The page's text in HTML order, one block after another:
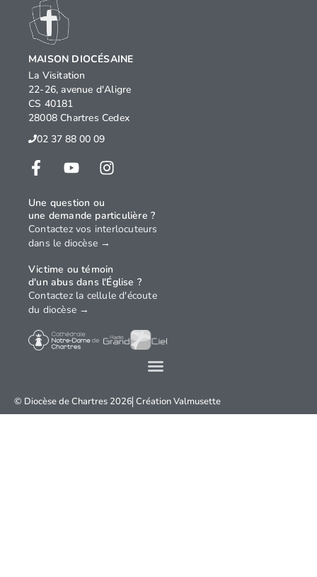
© Diocèse de Chartres 2026 CréationValmusette
MAISON DIOCÉSAINE
La Visitation
22-26, avenue d'Aligre
CS 40181
28008 Chartres Cedex
02 37 88 00 09
Une question ou
une demande particulière ?
Contactez vos interlocuteurs
dans le diocèse →
Victime ou témoin
d'un abus dans l'Église ?
Contactez la cellule d'écoute
du diocèse →